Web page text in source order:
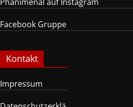
Facebook Gruppe
Kontakt
Impressum